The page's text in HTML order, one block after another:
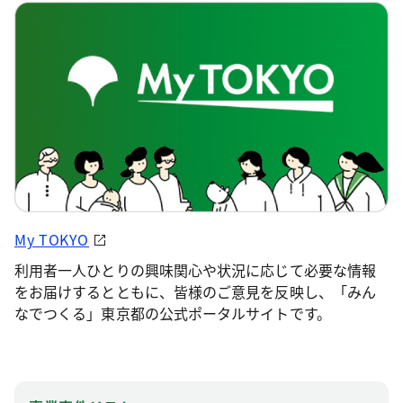
My TOKYO
利用者一人ひとりの興味関心や状況に応じて必要な情報
をお届けするとともに、皆様のご意見を反映し、「みん
なでつくる」東京都の公式ポータルサイトです。